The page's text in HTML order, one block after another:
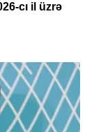
cı il üzrə